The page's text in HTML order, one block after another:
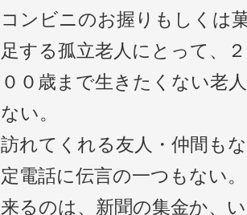
コンビニのお握りもしくは
足する孤立老人にとって、
００歳まで生きたくない老
ない。
訪れてくれる友人・仲間も
定電話に伝言の一つもない。
来るのは、新聞の集金か、